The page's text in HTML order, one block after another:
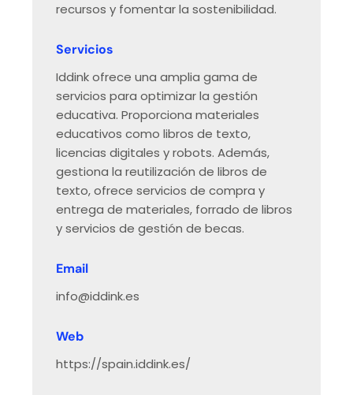
recursos y fomentar la sostenibilidad.
Servicios
Iddink ofrece una amplia gama de
servicios para optimizar la gestión
educativa. Proporciona materiales
educativos como libros de texto,
licencias digitales y robots. Además,
gestiona la reutilización de libros de
texto, ofrece servicios de compra y
entrega de materiales, forrado de libros
y servicios de gestión de becas.
Email
info@iddink.es
Web
https://spain.iddink.es/